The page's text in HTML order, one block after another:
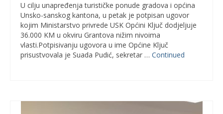
U cilju unapređenja turističke ponude gradova i općina
Unsko-sanskog kantona, u petak je potpisan ugovor
kojim Ministarstvo privrede USK Općini Ključ dodjeljuje
36.000 KM u okviru Grantova nižim nivoima
vlasti.Potpisivanju ugovora u ime Općine Ključ
prisustvovala je Suada Pudić, sekretar … Continued